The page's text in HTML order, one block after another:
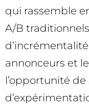
qui rassemble
A/B
annonceurs et
l’opportunité